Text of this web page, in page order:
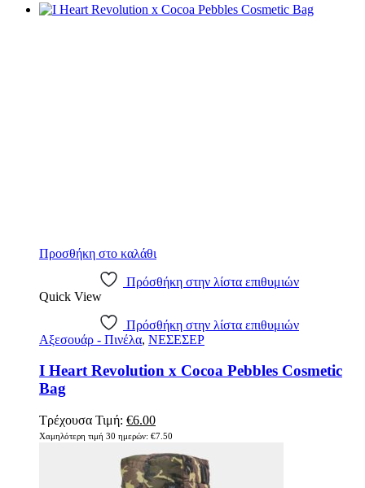
Προσθήκη στο καλάθι
Πρόσθήκη στην λίστα επιθυμιών
Quick View
Πρόσθήκη στην λίστα επιθυμιών
Αξεσουάρ - Πινέλα, ΝΕΣΕΣΕΡ
I Heart Revolution x Cocoa Pebbles Cosmetic
Bag
Τρέχουσα Τιμή: Original
price
€7.50.
€6.00Η
τρέχουσα
είναι:
€6.00.
Χαμηλότερη τιμή 30 ημερών: €7.50